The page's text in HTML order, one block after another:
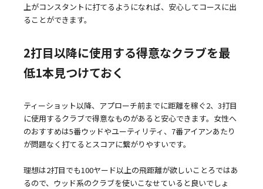
上がコンスタントに打てるようになれば、安心してコースに出
ることができます。
2打目以降に使用する得意なクラブを最
低1本見つけておく
ティーショット以降、アプローチ前までに距離を稼ぐ2、3打目
に使用するクラブで得意なものがあると安心できます。女性へ
のおすすめは5番ウッドやユーティリティ、7番アイアンあたり
が問題なく打てるとスコアに繋がりやすいです。
理想は2打目でも100ヤード以上の飛距離が欲しいことろではあ
るので、ウッド系のクラブを使いこなせていると良いでしょ